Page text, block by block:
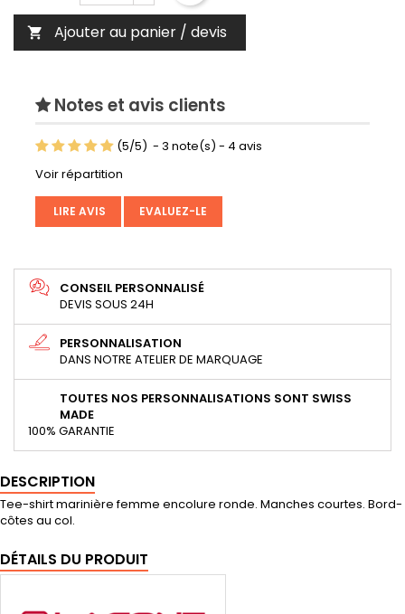
 Ajouter au panier / devis
Notes et avis clients
(5/5) - 3 note(s) - 4 avis
Voir répartition
LIRE AVIS EVALUEZ-LE
CONSEIL PERSONNALISÉ
DEVIS SOUS 24H
PERSONNALISATION
DANS NOTRE ATELIER DE MARQUAGE
TOUTES NOS PERSONNALISATIONS SONT SWISS
MADE
100% GARANTIE
DESCRIPTION
Tee-shirt marinière femme encolure ronde. Manches courtes. Bord-
côtes au col.
DÉTAILS DU PRODUIT